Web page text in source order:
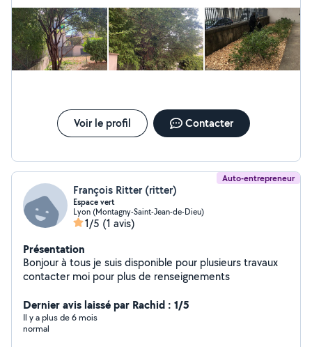
Voir le profil Contacter
Auto-entrepreneur
François Ritter (ritter)
Espace vert
Lyon (Montagny-Saint-Jean-de-Dieu)
1/5 (1 avis)
Présentation
Bonjour à tous je suis disponible pour plusieurs travaux
contacter moi pour plus de renseignements
Dernier avis laissé par Rachid : 1/5
Il y a plus de 6 mois
normal